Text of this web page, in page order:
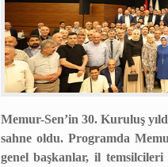
Memur-Sen’in 30. Kuruluş
sahne oldu. Programda
genel başkanlar, il